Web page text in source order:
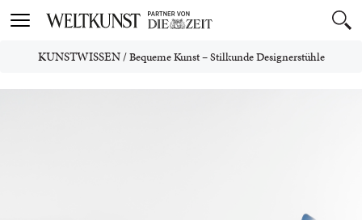
Toggle
KUNSTWISSEN/Bequeme Kunst – Stilkunde Designerstühle